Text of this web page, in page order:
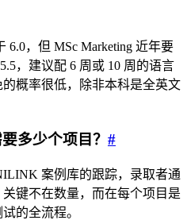
，但 MSc Marketing 近年要
，建议配 6 周或 10 周的语言
概率很低，除非本科是全英文
多少个项目？ #
案例库的跟踪，录取者通
键不在数量，而在每个项目是
的全流程。